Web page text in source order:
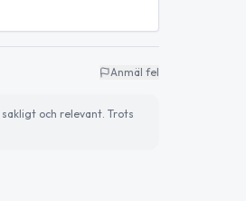
Anmäl fel
och relevant. Trots